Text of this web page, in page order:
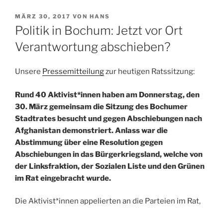
VERÖFFENTLICHT
AM
MÄRZ 30, 2017 VON HANS
Politik in Bochum: Jetzt vor Ort
Verantwortung abschieben?
Unsere Pressemitteilungzur heutigen Ratssitzung:
Rund 40 Aktivist*innen haben am Donnerstag, den
30. März gemeinsam die Sitzung des Bochumer
Stadtrates besucht und gegen Abschiebungen nach
Afghanistan demonstriert. Anlass war die
Abstimmung über eine Resolution gegen
Abschiebungen in das Bürgerkriegsland, welche von
der Linksfraktion, der Sozialen Liste und den Grünen
im Rat eingebracht wurde.
Die Aktivist*innen appelierten an die Parteien im Rat,